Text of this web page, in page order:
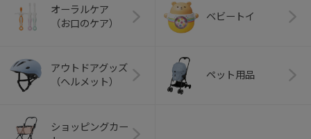
オーラルケア
（お口のケア）
ベビートイ
アウトドアグッズ
（ヘルメット）
ペット用品
ショッピングカー